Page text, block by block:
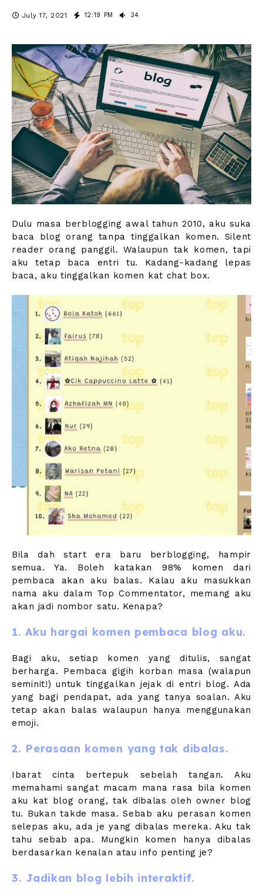
July 17, 2021 12:19 PM 34
Dulu masa berblogging awal tahun 2010, aku suka
baca blog orang tanpa tinggalkan komen. Silent
reader orang panggil. Walaupun tak komen, tapi
aku tetap baca entri tu. Kadang-kadang lepas
baca, aku tinggalkan komen kat chat box.
Bila dah start era baru berblogging, hampir
semua. Ya. Boleh katakan 98% komen dari
pembaca akan aku balas. Kalau aku masukkan
nama aku dalam Top Commentator, memang aku
akan jadi nombor satu. Kenapa?
1. Aku hargai komen pembaca blog aku.
Bagi aku, setiap komen yang ditulis, sangat
berharga. Pembaca gigih korban masa (walapun
seminit!) untuk tinggalkan jejak di entri blog. Ada
yang bagi pendapat, ada yang tanya soalan. Aku
tetap akan balas walaupun hanya menggunakan
emoji.
2. Perasaan komen yang tak dibalas.
Ibarat cinta bertepuk sebelah tangan. Aku
memahami sangat macam mana rasa bila komen
aku kat blog orang, tak dibalas oleh owner blog
tu. Bukan takde masa. Sebab aku perasan komen
selepas aku, ada je yang dibalas mereka. Aku tak
tahu sebab apa. Mungkin komen hanya dibalas
berdasarkan kenalan atau info penting je?
3. Jadikan blog lebih interaktif.